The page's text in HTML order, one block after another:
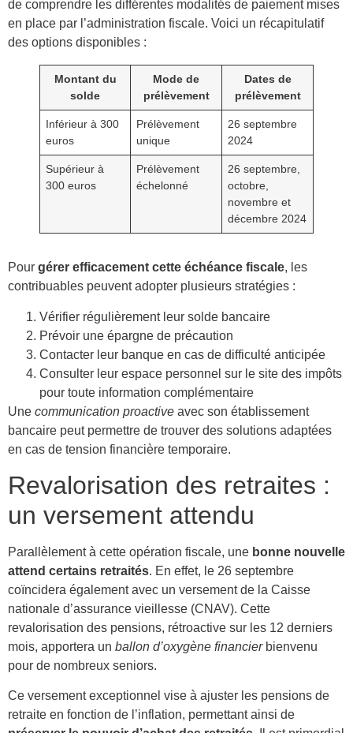
de comprendre les différentes modalités de paiement mises
en place par l’administration fiscale. Voici un récapitulatif
des options disponibles :
Montant du
solde
Mode de
prélèvement
Dates de
prélèvement
Inférieur à 300
euros
Prélèvement
unique
26 septembre
2024
Supérieur à
300 euros
Prélèvement
échelonné
26 septembre,
octobre,
novembre et
décembre 2024
Pour gérer efficacement cette échéance fiscale, les
contribuables peuvent adopter plusieurs stratégies :
Vérifier régulièrement leur solde bancaire
Prévoir une épargne de précaution
Contacter leur banque en cas de difficulté anticipée
Consulter leur espace personnel sur le site des impôts
pour toute information complémentaire
Une communication proactive avec son établissement
bancaire peut permettre de trouver des solutions adaptées
en cas de tension financière temporaire.
Revalorisation des retraites :
un versement attendu
Parallèlement à cette opération fiscale, une bonne nouvelle
attend certains retraités. En effet, le 26 septembre
coïncidera également avec un versement de la Caisse
nationale d’assurance vieillesse (CNAV). Cette
revalorisation des pensions, rétroactive sur les 12 derniers
mois, apportera un ballon d’oxygène financierbienvenu
pour de nombreux seniors.
Ce versement exceptionnel vise à ajuster les pensions de
retraite en fonction de l’inflation, permettant ainsi de